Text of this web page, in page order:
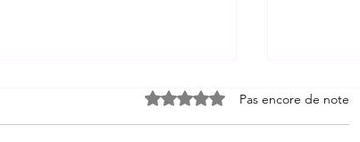
Noté 0 étoile sur 5.Pas encore de note